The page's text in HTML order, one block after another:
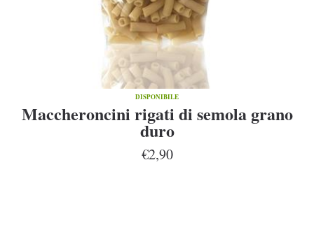
DISPONIBILE
Maccheroncini rigati di semola grano
duro
€2,90